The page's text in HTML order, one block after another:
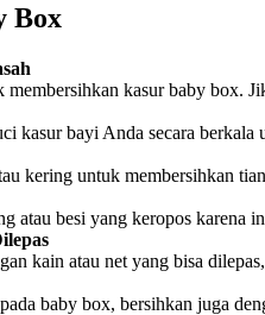
Box
membersihkan kasur baby box.
kasur bayi Anda secara berkala
kering untuk membersihkan
atau besi yang keropos karena
kain atau net yang bisa
baby box, bersihkan juga